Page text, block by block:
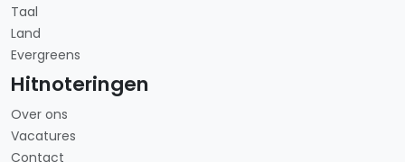
Taal
Land
Evergreens
Hitnoteringen
Over ons
Vacatures
Contact